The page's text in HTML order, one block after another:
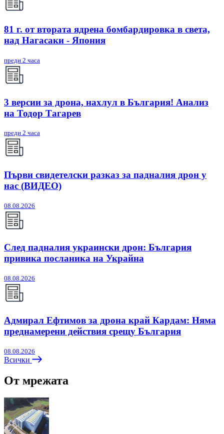
81 г. от втората ядрена бомбардировка в света,
над Нагасаки - Япония
преди 2 часа
3 версии за дрона, нахлул в България! Анализ
на Тодор Тагарев
преди 2 часа
Първи свидетелски разказ за падналия дрон у
нас (ВИДЕО)
08.08.2026
След падналия украински дрон: България
привика посланика на Украйна
08.08.2026
Адмирал Ефтимов за дрона край Кардам: Няма
преднамерени действия срещу България
08.08.2026
Всички
От мрежата